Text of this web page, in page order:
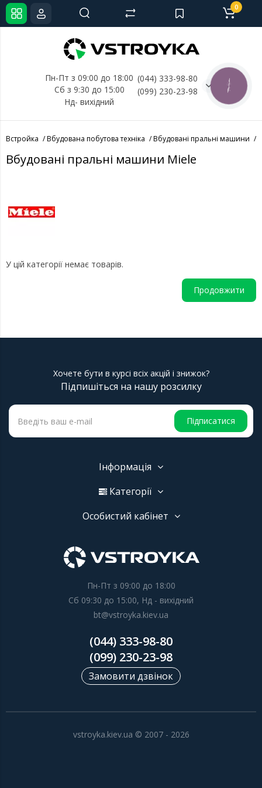
Пн-Пт з 09:00 до 18:00
Сб з 9:30 до 15:00
Нд- вихідний
(044) 333-98-80
(099) 230-23-98
0
Встройка Вбудована побутова техніка Вбудовані пральні машини
Вбудовані пральні машини Miele
У цій категорії немає товарів.
Продовжити
Хочете бути в курсі всіх акцій і знижок?
Підпишіться на нашу розсилку
Підписатися
Інформація
Категорії
Особистий кабінет
Пн-Пт з 09:00 до 18:00
Сб 09:30 до 15:00, Нд - вихідний
bt@vstroyka.kiev.ua
(044) 333-98-80
(099) 230-23-98
Замовити дзвінок
vstroyka.kiev.ua © 2007 - 2026
КНОПКА
СВЯЗИ